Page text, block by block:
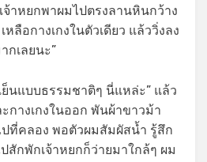
าหยกพาผมไปตรงลานหินกว้าง
หลือกางเกงในตัวเดียว แล้ววิ่งลง
กเลยนะ”
ย็นแบบธรรมชาติๆ นี่แหล่ะ” แล้ว
กางเกงในออก พันผ้าขาวม้า
ปที่คลอง พอตัวผมสัมผัสน้ำ รู้สึก
กพักเจ้าหยกก็ว่ายมาใกล้ๆ ผม